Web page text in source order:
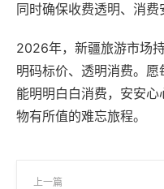
同时确保收费透明、消费
2026年，新疆旅游市场
明码标价、透明消费。
能明明白白消费，安安
物有所值的难忘旅程。
上一篇